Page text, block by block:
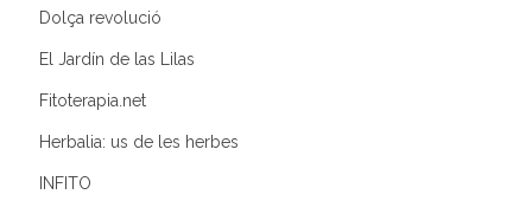
Dolça revolució
El Jardín de las Lilas
Fitoterapia.net
Herbalia: us de les herbes
INFITO